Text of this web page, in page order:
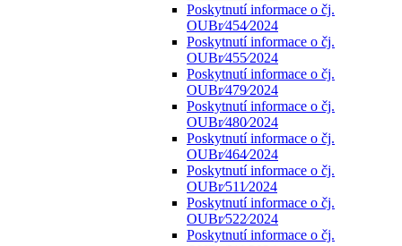
Poskytnutí informace o čj.
OUBr⁄454⁄2024
Poskytnutí informace o čj.
OUBr⁄455⁄2024
Poskytnutí informace o čj.
OUBr⁄479⁄2024
Poskytnutí informace o čj.
OUBr⁄480⁄2024
Poskytnutí informace o čj.
OUBr⁄464⁄2024
Poskytnutí informace o čj.
OUBr⁄511⁄2024
Poskytnutí informace o čj.
OUBr⁄522⁄2024
Poskytnutí informace o čj.